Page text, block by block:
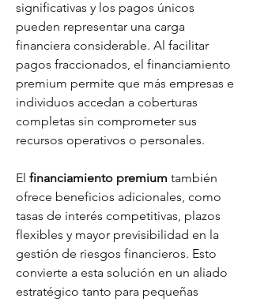
significativas y los pagos únicos
pueden representar una carga
financiera considerable. Al facilitar
pagos fraccionados, el financiamiento
premium permite que más empresas e
individuos accedan a coberturas
completas sin comprometer sus
recursos operativos o personales.
El financiamiento premium también
ofrece beneficios adicionales, como
tasas de interés competitivas, plazos
flexibles y mayor previsibilidad en la
gestión de riesgos financieros. Esto
convierte a esta solución en un aliado
estratégico tanto para pequeñas